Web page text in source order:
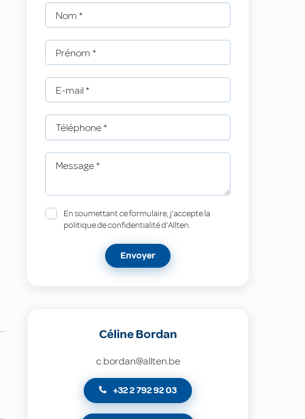
Nom *
Prénom *
E-mail *
Téléphone*
Message*
En soumettant ce formulaire, j'accepte la
politique de confidentialité d'Allten.
Envoyer
Céline Bordan
c.bordan@allten.be
+32 2 792 92 03